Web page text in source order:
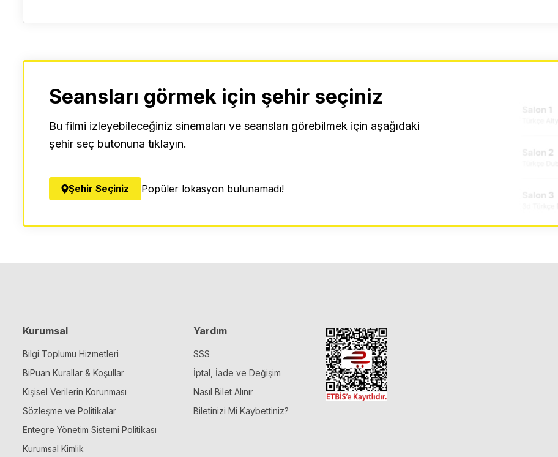
Seansları görmek için şehir seçiniz
Bu filmi izleyebileceğiniz sinemaları ve seansları görebilmek için aşağıdaki
şehir seç butonuna tıklayın.
Şehir Seçiniz Popüler lokasyon bulunamadı!
Kurumsal
Bilgi Toplumu Hizmetleri
BiPuan Kurallar & Koşullar
Kişisel Verilerin Korunması
Sözleşme ve Politikalar
Entegre Yönetim Sistemi Politikası
Kurumsal Kimlik
Yardım
SSS
İptal, İade ve Değişim
Nasıl Bilet Alınır
Biletinizi Mi Kaybettiniz?